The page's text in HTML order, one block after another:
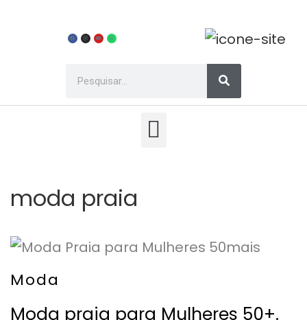
moda praia
Moda
Moda praia para Mulheres 50+.